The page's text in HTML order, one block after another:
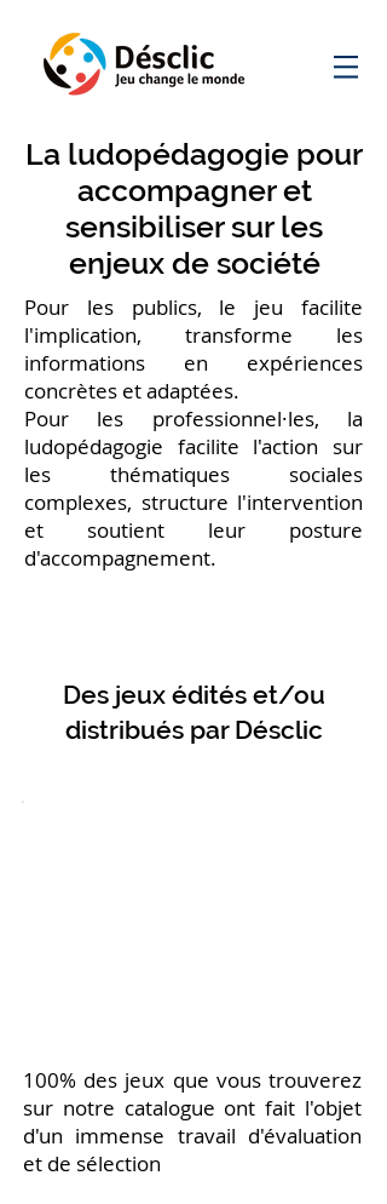
La ludopédagogie pour
accompagner et
sensibiliser sur les
enjeux de société
Pour les publics, le jeu facilite
l'implication, transforme les
informations en expériences
concrètes et adaptées.
Pour les professionnel·les, la
ludopédagogie facilite l'action sur
les thématiques sociales
complexes, structure l'intervention
et soutient leur posture
d'accompagnement.
Des jeux édités et/ou
distribués par Désclic
100% des jeux que vous trouverez
sur notre catalogue ont fait l'objet
d'un immense travail d'évaluation
et de sélection